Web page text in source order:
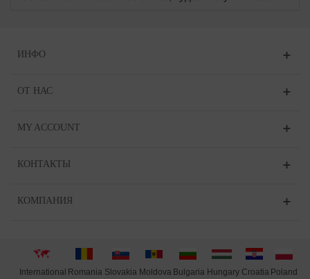
ИНФО
ОТ НАС
MY ACCOUNT
КОНТАКТЫ
КОМПАНИЯ
International Romania Slovakia Moldova Bulgaria Hungary Croatia Poland